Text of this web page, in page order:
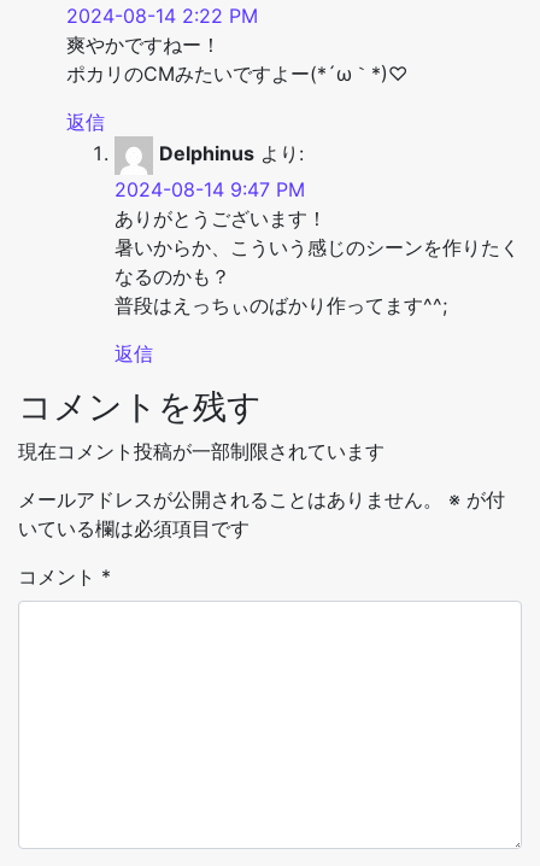
2024-08-14 2:22 PM
爽やかですねー！
ポカリのCMみたいですよー(*´ω｀*)♡
返信
Delphinus より:
2024-08-14 9:47 PM
ありがとうございます！
暑いからか、こういう感じのシーンを作りたく
なるのかも？
普段はえっちぃのばかり作ってます^^;
返信
コメントを残す
現在コメント投稿が一部制限されています
メールアドレスが公開されることはありません。
※ が付
いている欄は必須項目です
コメント *